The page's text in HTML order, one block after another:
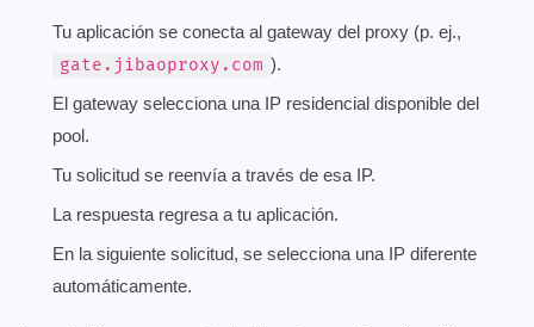
Tu aplicación se conecta al gateway del proxy (p. ej.,
gate.jibaoproxy.com ).
El gateway selecciona una IP residencial disponible del
pool.
Tu solicitud se reenvía a través de esa IP.
La respuesta regresa a tu aplicación.
En la siguiente solicitud, se selecciona una IP diferente
automáticamente.